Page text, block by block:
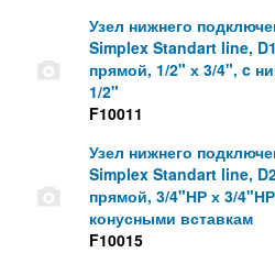
Узел нижнего
Simplex Standart line,
прямой, 1/2" х 3/4", c
1/2"
F10011
Узел нижнего
Simplex Standart line,
прямой, 3/4"НР х 3/
конусными вставкам
F10015